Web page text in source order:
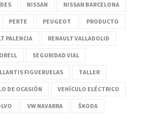
NISSAN NISSAN BARCELONA
PERTE PEUGEOT PRODUCTO
PALENCIA RENAULT VALLADOLID
SEGURIDAD VIAL
FIGUERUELAS TALLER
DE OCASIÓN VEHÍCULO ELÉCTRICO
VW NAVARRA ŠKODA